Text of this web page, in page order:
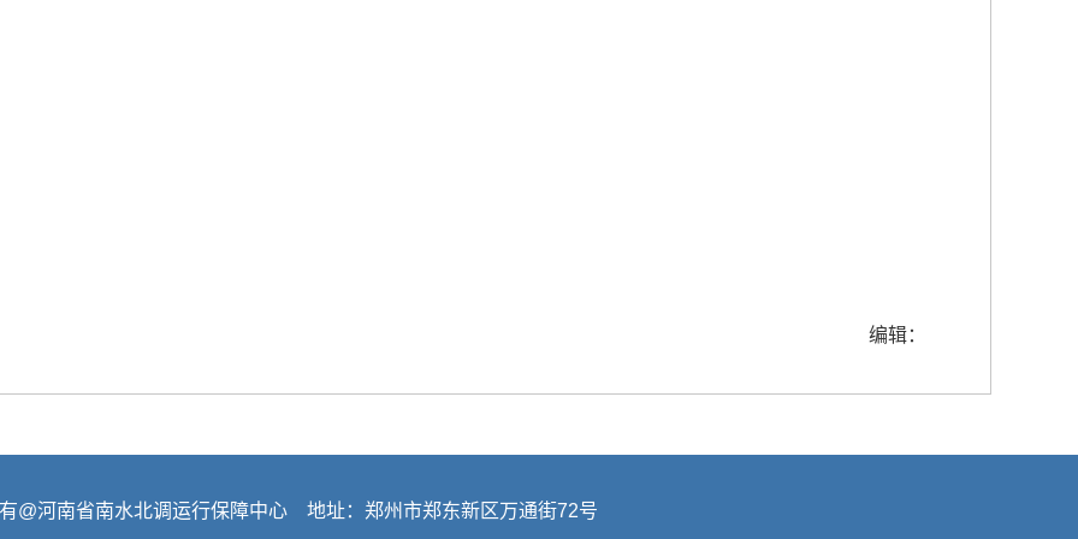
编辑：
@河南省南水北调运行保障中心 地址：郑州市郑东新区万通街72号